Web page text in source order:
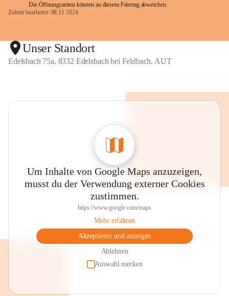
Die Öffnungszeiten können an diesem Feiertag abweichen.
Zuletzt bearbeitet: 08.11.2024
Unser Standort
Edelsbach 75a, 8332 Edelsbach bei Feldbach, AUT
Um Inhalte von Google Maps anzuzeigen,
musst du der Verwendung externer Cookies
zustimmen.
https://www.google.com/maps
Mehr erfahren
Akzeptieren und anzeigen
Ablehnen
Auswahl merken